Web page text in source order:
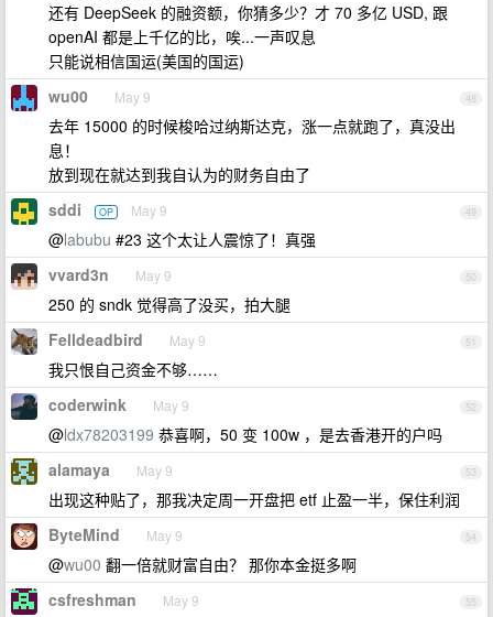
还有 DeepSeek 的融资额，你猜多少？才 70 多亿 USD, 跟
openAI 都是上千亿的比，唉...一声叹息
只能说相信国运(美国的国运)
48
wu00 May 9
去年 15000 的时候梭哈过纳斯达克，涨一点就跑了，真没出
息！
放到现在就达到我自认为的财务自由了
49
sddi OP May 9
@labubu #23 这个太让人震惊了！真强
50
vvard3n May 9
250 的 sndk 觉得高了没买，拍大腿
51
Felldeadbird May 9
我只恨自己资金不够……
52
coderwink May 9
@ldx78203199 恭喜啊，50 变 100w ，是去香港开的户吗
53
alamaya May 9
出现这种贴了，那我决定周一开盘把 etf 止盈一半，保住利润
54
ByteMind May 9
@wu00 翻一倍就财富自由？ 那你本金挺多啊
55
csfreshman May 9